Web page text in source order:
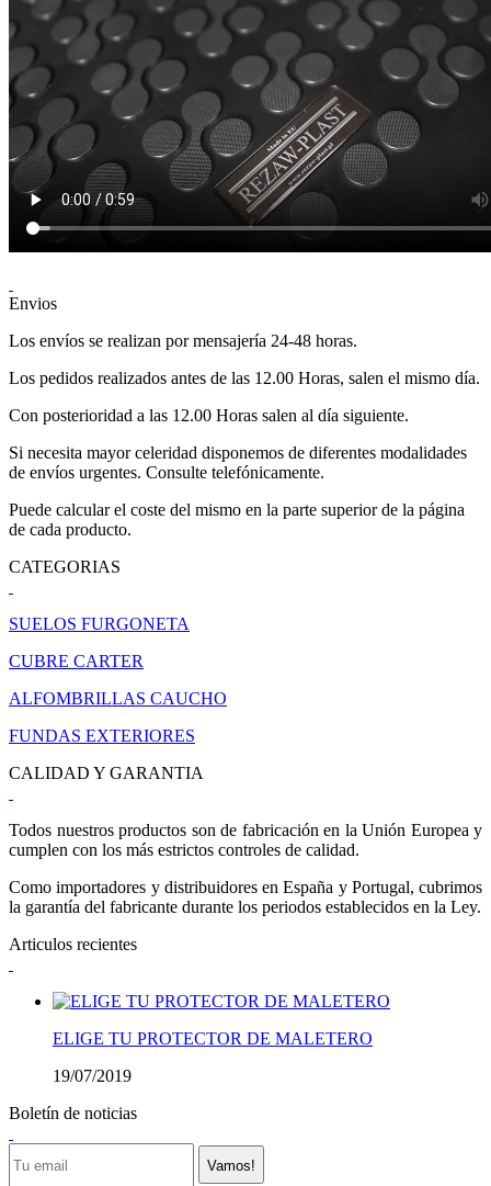
Envios
Los envíos se realizan por mensajería 24-48 horas.
Los pedidos realizados antes de las 12.00 Horas, salen el mismo día.
Con posterioridad a las 12.00 Horas salen al día siguiente.
Si necesita mayor celeridad disponemos de diferentes modalidades
de envíos urgentes. Consulte telefónicamente.
Puede calcular el coste del mismo en la parte superior de la página
de cada producto.
CATEGORIAS
SUELOS FURGONETA
CUBRE CARTER
ALFOMBRILLAS CAUCHO
FUNDAS EXTERIORES
CALIDAD Y GARANTIA
Todos nuestros productos son de fabricación en la Unión Europea y
cumplen con los más estrictos controles de calidad.
Como importadores y distribuidores en España y Portugal, cubrimos
la garantía del fabricante durante los periodos establecidos en la Ley.
Articulos recientes
ELIGE TU PROTECTOR DE MALETERO
19/07/2019
Boletín de noticias
Vamos!